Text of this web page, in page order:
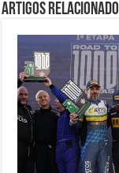
Artigos